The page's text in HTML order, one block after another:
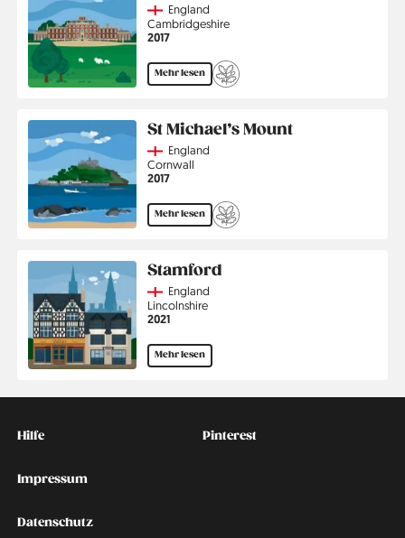
CountryEngland
Region
Cambridgeshire
Jahr
2017
Mehr lesen
St Michael’s Mount
CountryEngland
Region
Cornwall
Jahr
2017
Mehr lesen
Stamford
CountryEngland
Region
Lincolnshire
Jahr
2021
Mehr lesen
Kontakt
Hilfe
Impressum
Datenschutz
Social
Pinterest